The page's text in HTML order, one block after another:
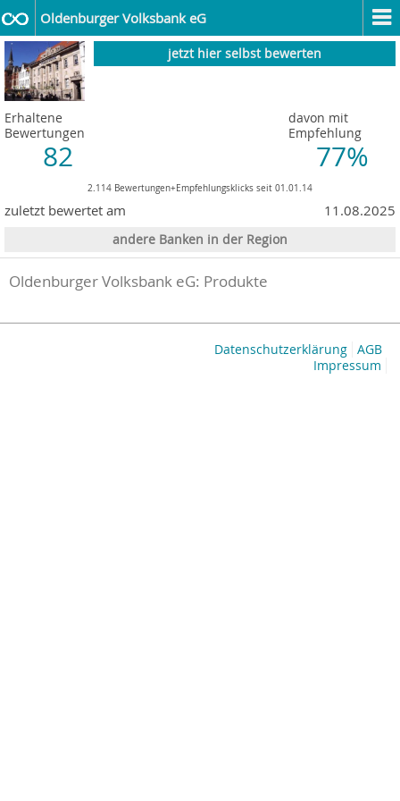
Oldenburger Volksbank eG
jetzt hier selbst bewerten
Erhaltene
Bewertungen
82
davon mit
Empfehlung
77%
2.114 Bewertungen+Empfehlungsklicks seit 01.01.14
zuletzt bewertet am 11.08.2025
andere Banken in der Region
Oldenburger Volksbank eG: Produkte
AGB
Datenschutzerklärung
Impressum